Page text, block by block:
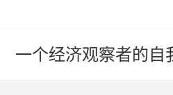
一个经济观察者的自